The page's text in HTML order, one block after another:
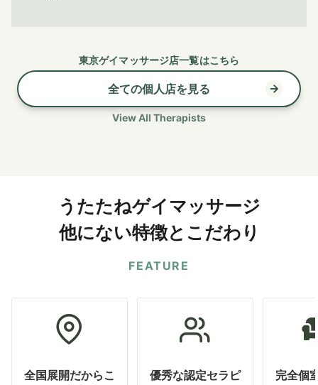
東京ゲイマッサージ店一覧はこちら
全ての個人店を見る
View All Therapists
うたたねゲイマッサージ
他にない特徴とこだわり
FEATURE
全国展開だからこ
優秀な認定セラピ
完全個